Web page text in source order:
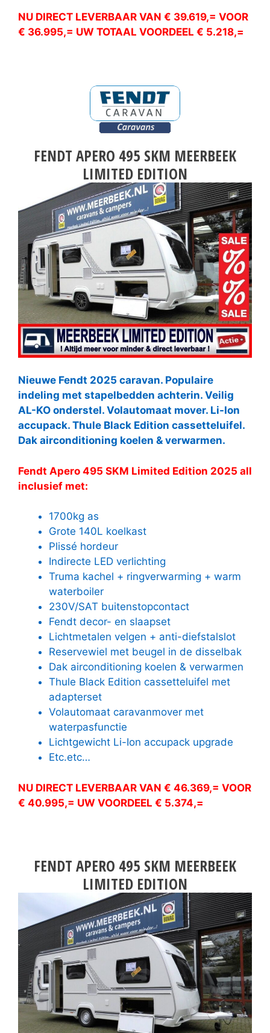
NU DIRECT LEVERBAAR VAN € 39.619,= VOOR
€ 36.995,= UW TOTAAL VOORDEEL € 5.218,=
FENDT APERO 495 SKM MEERBEEK
LIMITED EDITION
Nieuwe Fendt 2025 caravan. Populaire
indeling met stapelbedden achterin. Veilig
AL-KO onderstel. Volautomaat mover. Li-Ion
accupack. Thule Black Edition cassetteluifel.
Dak airconditioning koelen & verwarmen.
Fendt Apero 495 SKM Limited Edition 2025 all
inclusief met:
1700kg as
Grote 140L koelkast
Plissé hordeur
Indirecte LED verlichting
Truma kachel + ringverwarming + warm
waterboiler
230V/SAT buitenstopcontact
Fendt decor- en slaapset
Lichtmetalen velgen + anti-diefstalslot
Reservewiel met beugel in de disselbak
Dak airconditioning koelen & verwarmen
Thule Black Edition cassetteluifel met
adapterset
Volautomaat caravanmover met
waterpasfunctie
Lichtgewicht Li-Ion accupack upgrade
Etc.etc…
NU DIRECT LEVERBAAR VAN € 46.369,= VOOR
€ 40.995,= UW VOORDEEL € 5.374,=
FENDT APERO 495 SKM MEERBEEK
LIMITED EDITION